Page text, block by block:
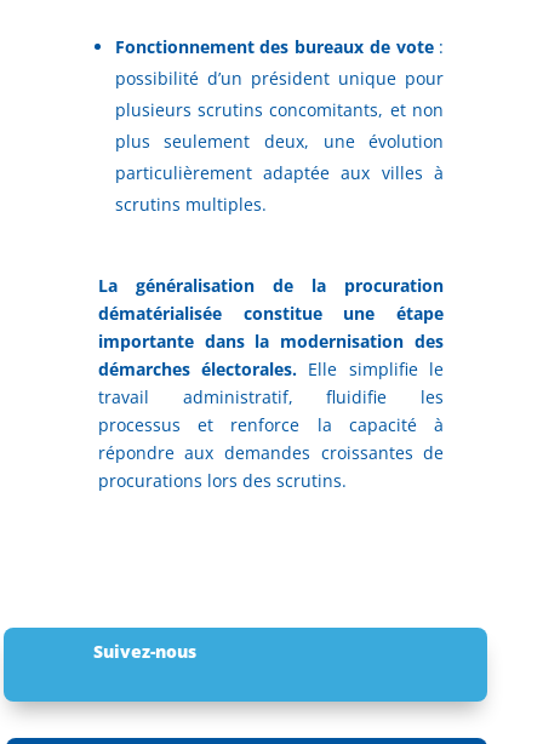
Fonctionnement des bureaux de vote:
possibilité d’un président unique pour
plusieurs scrutins concomitants, et non
plus seulement deux, une évolution
particulièrement adaptée aux villes à
scrutins multiples.
La généralisation de la procuration
dématérialisée constitue une étape
importante dans la modernisation des
démarches électorales. Elle simplifie le
travail administratif, fluidifie les
processus et renforce la capacité à
répondre aux demandes croissantes de
procurations lors des scrutins.
Suivez-nous